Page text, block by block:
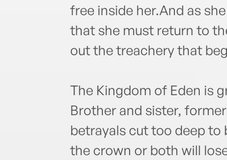
free inside her.And as
that she must return to
out the treachery that
The Kingdom of Eden is
Brother and sister,
betrayals cut too deep
the crown or both will